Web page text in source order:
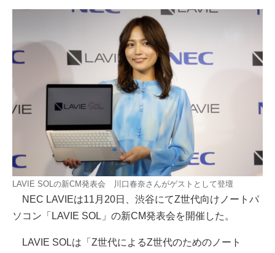
LAVIE SOLの新CM発表会 川口春奈さんがゲストとして登壇
NEC LAVIEは11月20日、渋谷にてZ世代向けノートパ
ソコン「LAVIE SOL」の新CM発表会を開催した。
LAVIE SOLは「Z世代によるZ世代のためのノート